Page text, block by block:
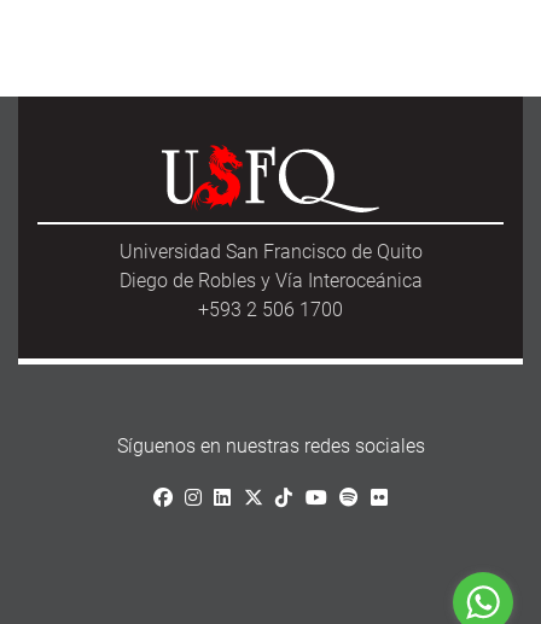
Universidad San Francisco de Quito
Diego de Robles y Vía Interoceánica
+593 2 506 1700
Síguenos en nuestras redes sociales